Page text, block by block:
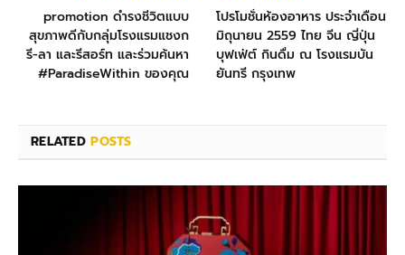
promotion ดำรงชีวิตแบบ
สุขภาพดีกับกลุ่มโรงแรมแชงก
รี-ลา และรีสอร์ท และร่วมค้นหา
#ParadiseWithin ของคุณ
โปรโมชั่นห้องอาหาร ประจำเดือน
มิถุนายน 2559 ไทย จีน ญี่ปุ่น
บุฟเฟ่ต์ กินดื่ม ณ โรงแรมบัน
ยันทรี กรุงเทพ
RELATEDPOSTS